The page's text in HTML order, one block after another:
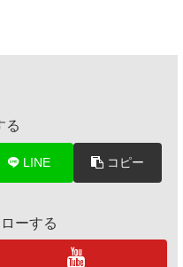
る
LINE コピー
ーする